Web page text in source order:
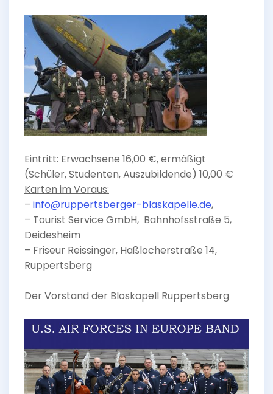
Eintritt: Erwachsene 16,00 €, ermäßigt
(Schüler, Studenten, Auszubildende) 10,00 €
Karten im Voraus:
– info@ruppertsberger-blaskapelle.de,
– Tourist Service GmbH, Bahnhofsstraße 5,
Deidesheim
– Friseur Reissinger, Haßlocherstraße 14,
Ruppertsberg
Der Vorstand der Bloskapell Ruppertsberg